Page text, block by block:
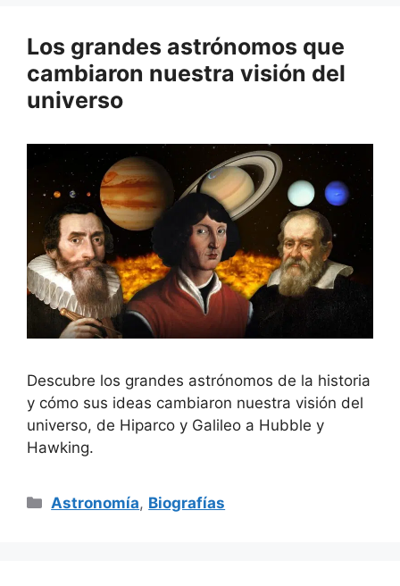
Los grandes astrónomos que
cambiaron nuestra visión del
universo
Descubre los grandes astrónomos de la historia
y cómo sus ideas cambiaron nuestra visión del
universo, de Hiparco y Galileo a Hubble y
Hawking.
Categorías
Astronomía, Biografías